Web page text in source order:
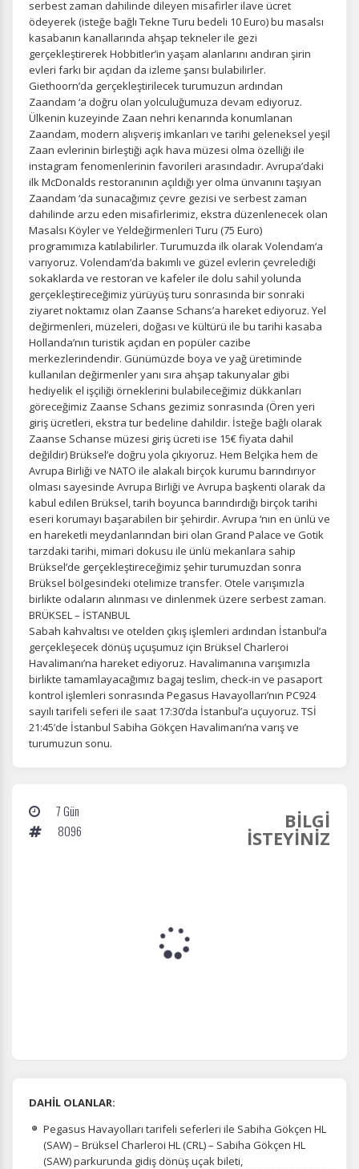
serbest zaman dahilinde dileyen misafirler ilave ücret
ödeyerek (isteğe bağlı Tekne Turu bedeli 10 Euro) bu masalsı
kasabanın kanallarında ahşap tekneler ile gezi
gerçekleştirerek Hobbitler’in yaşam alanlarını andıran şirin
evleri farkı bir açıdan da izleme şansı bulabilirler.
Giethoorn’da gerçekleştirilecek turumuzun ardından
Zaandam ‘a doğru olan yolculuğumuza devam ediyoruz.
Ülkenin kuzeyinde Zaan nehri kenarında konumlanan
Zaandam, modern alışveriş imkanları ve tarihi geleneksel yeşil
Zaan evlerinin birleştiği açık hava müzesi olma özelliği ile
instagram fenomenlerinin favorileri arasındadır. Avrupa’daki
ilk McDonalds restoranının açıldığı yer olma ünvanını taşıyan
Zaandam ‘da sunacağımız çevre gezisi ve serbest zaman
dahilinde arzu eden misafirlerimiz, ekstra düzenlenecek olan
Masalsı Köyler ve Yeldeğirmenleri Turu (75 Euro)
programımıza katılabilirler. Turumuzda ilk olarak Volendam‘a
varıyoruz. Volendam’da bakımlı ve güzel evlerin çevrelediği
sokaklarda ve restoran ve kafeler ile dolu sahil yolunda
gerçekleştireceğimiz yürüyüş turu sonrasında bir sonraki
ziyaret noktamız olan Zaanse Schans’a hareket ediyoruz. Yel
değirmenleri, müzeleri, doğası ve kültürü ile bu tarihi kasaba
Hollanda’nın turistik açıdan en popüler cazibe
merkezlerindendir. Günümüzde boya ve yağ üretiminde
kullanılan değirmenler yanı sıra ahşap takunyalar gibi
hediyelik el işçiliği örneklerini bulabileceğimiz dükkanları
göreceğimiz Zaanse Schans gezimiz sonrasında (Ören yeri
giriş ücretleri, ekstra tur bedeline dahildir. İsteğe bağlı olarak
Zaanse Schanse müzesi giriş ücreti ise 15€ fiyata dahil
değildir) Brüksel’e doğru yola çıkıyoruz. Hem Belçika hem de
Avrupa Birliği ve NATO ile alakalı birçok kurumu barındırıyor
olması sayesinde Avrupa Birliği ve Avrupa başkenti olarak da
kabul edilen Brüksel, tarih boyunca barındırdığı birçok tarihi
eseri korumayı başarabilen bir şehirdir. Avrupa ‘nın en ünlü ve
en hareketli meydanlarından biri olan Grand Palace ve Gotik
tarzdaki tarihi, mimari dokusu ile ünlü mekanlara sahip
Brüksel’de gerçekleştireceğimiz şehir turumuzdan sonra
Brüksel bölgesindeki otelimize transfer. Otele varışımızla
birlikte odaların alınması ve dinlenmek üzere serbest zaman.
BRÜKSEL – İSTANBUL
Sabah kahvaltısı ve otelden çıkış işlemleri ardından İstanbul’a
gerçekleşecek dönüş uçuşumuz için Brüksel Charleroi
Havalimanı’na hareket ediyoruz. Havalimanına varışımızla
birlikte tamamlayacağımız bagaj teslim, check-in ve pasaport
kontrol işlemleri sonrasında Pegasus Havayolları’nın PC924
sayılı tarifeli seferi ile saat 17:30’da İstanbul’a uçuyoruz. TSİ
21:45’de İstanbul Sabiha Gökçen Havalimanı’na varış ve
turumuzun sonu.
7 Gün
8096
BİLGİ
İSTEYİNİZ
DAHİL OLANLAR:
Pegasus Havayolları tarifeli seferleri ile Sabiha Gökçen HL
(SAW) – Brüksel Charleroi HL (CRL) – Sabiha Gökçen HL
(SAW) parkurunda gidiş dönüş uçak bileti,